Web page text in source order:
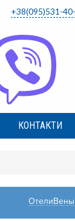
+38(095)531-
КОНТАКТИ
ОтелиВены